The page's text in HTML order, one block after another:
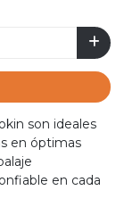
son ideales
en óptimas
en cada